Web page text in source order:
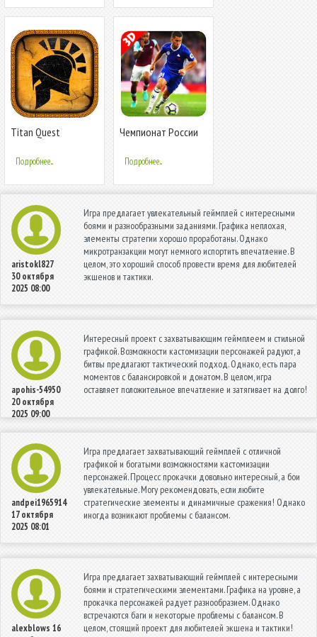
Titan Quest
Подробнее...
Чемпионат России
года по футболу
Подробнее...
aristokl827
30 октября
2025 08:00
Игра предлагает увлекательный геймплей с интересными
боями и разнообразными заданиями. Графика неплохая,
элементы стратегии хорошо проработаны. Однако
микротранзакции могут немного испортить впечатление. В
целом, это хороший способ провести время для любителей
экшенов и тактики.
apohis-54950
20 октября
2025 09:00
Интересный проект с захватывающим геймплеем и стильной
графикой. Возможности кастомизации персонажей радуют, а
битвы предлагают тактический подход. Однако, есть пара
моментов с балансировкой и донатом. В целом, игра
оставляет положительное впечатление и затягивает на долго!
andpei1965914
17 октября
2025 08:01
Игра предлагает захватывающий геймплей с отличной
графикой и богатыми возможностями кастомизации
персонажей. Процесс прокачки довольно интересный, а бои
увлекательные. Могу рекомендовать, если любите
стратегические элементы и динамичные сражения! Однако
иногда возникают проблемы с балансом.
alexblows 16
Игра предлагает захватывающий геймплей с интересными
боями и стратегическими элементами. Графика на уровне, а
прокачка персонажей радует разнообразием. Однако
встречаются баги и некоторые проблемы с балансом. В
целом, стоящий проект для любителей экшена и тактики!